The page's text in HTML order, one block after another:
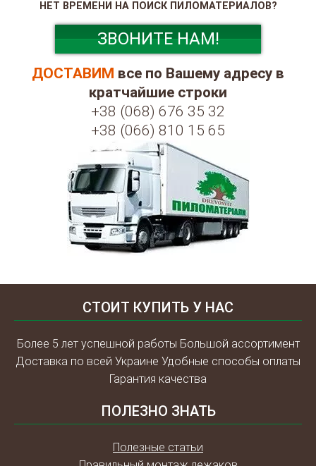
НЕТ ВРЕМЕНИ НА ПОИСК ПИЛОМАТЕРИАЛОВ?
ЗВОНИТЕ НАМ!
ДОСТАВИМ все по Вашему адресу в
кратчайшие строки
+38 (068) 676 35 32
+38 (066) 810 15 65
СТОИТ КУПИТЬ У НАС
Более 5 лет успешной работы Большой ассортимент
Доставка по всей Украине Удобные способы оплаты
Гарантия качества
ПОЛЕЗНО ЗНАТЬ
Полезные статьи